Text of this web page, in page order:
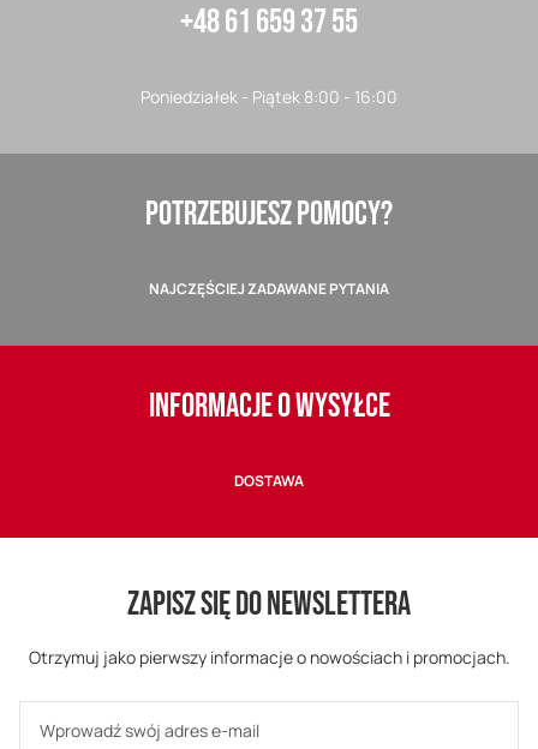
+48 61 659 37 55
Poniedziałek - Piątek 8:00 - 16:00
POTRZEBUJESZ POMOCY?
NAJCZĘŚCIEJ ZADAWANE PYTANIA
INFORMACJE O WYSYŁCE
DOSTAWA
ZAPISZ SIĘ DO NEWSLETTERA
Otrzymuj jako pierwszy informacje o nowościach i promocjach.